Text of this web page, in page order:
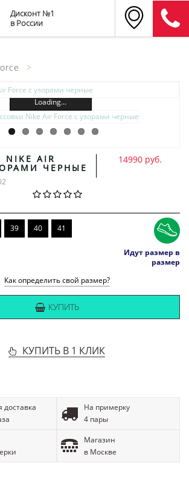
Дисконт №1
в России
Loading...
AIR
ЧЕРНЫЕ
14990 руб.
39 40 41
Идут размер в
размер
Как определить свой размер?
КУПИТЬ
КУПИТЬ В 1 КЛИК
доставка
На примерку
4 пары
Магазин
в Москве